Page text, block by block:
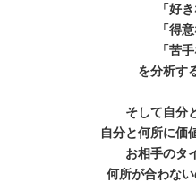
「好
「得
「苦
を分析す
そして自分
自分と何所に価
お相手のタ
何所が合わな